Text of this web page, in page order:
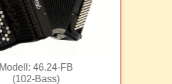
Modell: 46.24-FB
(102-Bass)